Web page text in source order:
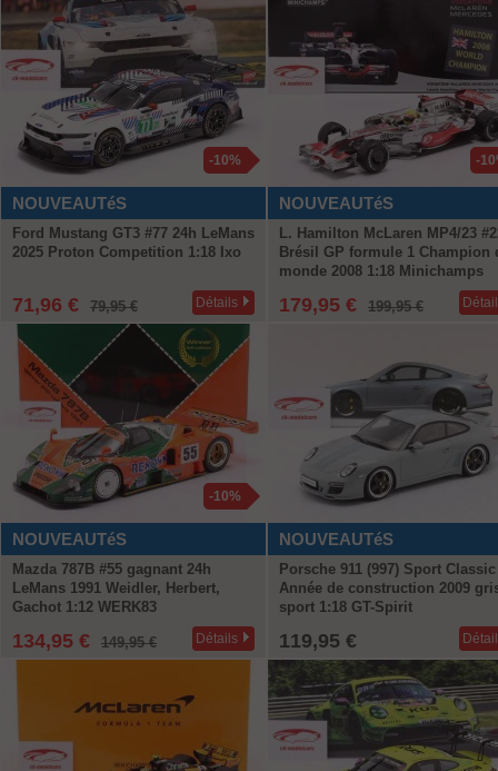
NOUVEAUTéS
-10%
Ford Mustang GT3 #77 24h LeMans
2025 Proton Competition 1:18 Ixo
71,96 € 79,95 € Détails
NOUVEAUTéS
-
L. Hamilton McLaren MP4/23
Brésil GP formule 1 Champion
monde 2008 1:18 Minichamps
179,95 € 199,95 €
NOUVEAUTéS
-10%
Mazda 787B #55 gagnant 24h
LeMans 1991 Weidler, Herbert,
Gachot 1:12 WERK83
134,95 € 149,95 € Détails
NOUVEAUTéS
Porsche 911 (997) Sport Classic
Année de construction 2009
sport 1:18 GT-Spirit
119,95 €